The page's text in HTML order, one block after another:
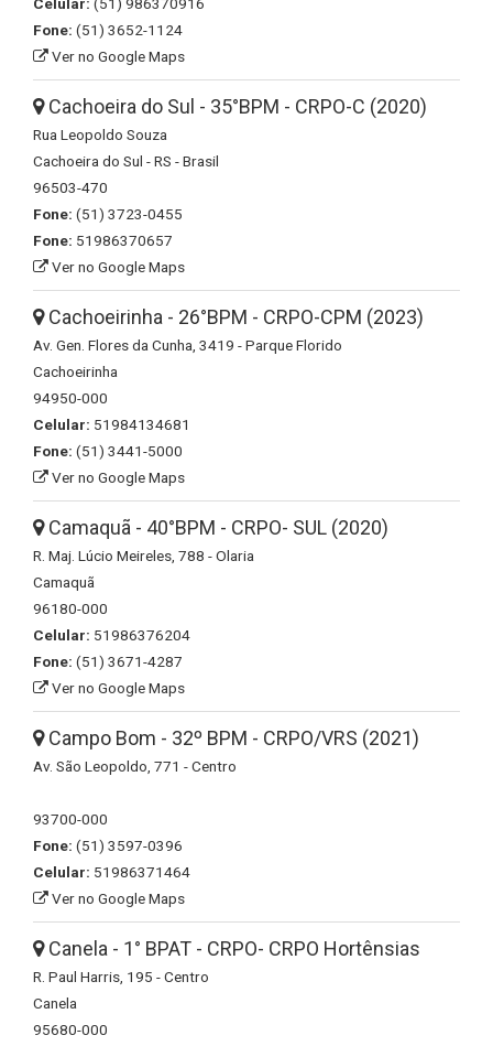
Fone: (51) 3652-1124
Ver no Google Maps
Cachoeira do Sul - 35°BPM - CRPO-C (2020)
Rua Leopoldo Souza
Cachoeira do Sul - RS - Brasil
96503-470
Fone: (51) 3723-0455
Fone: 51986370657
Ver no Google Maps
Cachoeirinha - 26°BPM - CRPO-CPM (2023)
Av. Gen. Flores da Cunha, 3419 - Parque Florido
Cachoeirinha
94950-000
Celular: 51984134681
Fone: (51) 3441-5000
Ver no Google Maps
Camaquã - 40°BPM - CRPO- SUL (2020)
R. Maj. Lúcio Meireles, 788 - Olaria
Camaquã
96180-000
Celular: 51986376204
Fone: (51) 3671-4287
Ver no Google Maps
Campo Bom - 32º BPM - CRPO/VRS (2021)
Av. São Leopoldo, 771 - Centro
93700-000
Fone: (51) 3597-0396
Celular: 51986371464
Ver no Google Maps
Canela - 1° BPAT - CRPO- CRPO Hortênsias
R. Paul Harris, 195 - Centro
Canela
95680-000